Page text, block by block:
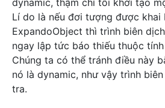
Lí do là nếu đơi tượng được khai
ExpandoObject thì trình biên
ngay lập tức báo thiếu thuộc
Chúng ta có thể tránh điều này
nó là dynamic, như vậy trình
tra.